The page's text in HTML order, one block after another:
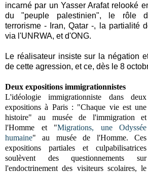
incarné par un Yasser Arafat relooké
du "peuple palestinien", le rôle
terrorisme - Iran, Qatar -, la partialité
via l'UNRWA, et d'ONG.
Le réalisateur insiste sur la négation
de cette agression, et ce, dès le 8
Deux expositions immigrationnistes
L'idéologie immigrationniste dans deux
expositions à Paris : "Chaque vie est une
histoire" au musée de l'immigration et
l'Homme et "Migrations, une Odyssée
humaine" au musée de l'Homme. Ces
expositions partiales et culpabilisatrices
soulèvent des questionnements sur
l'endoctrinement des visiteurs scolaires, le